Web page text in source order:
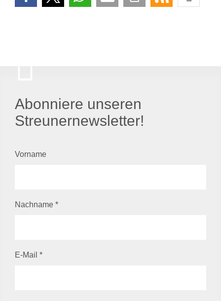
Abonniere unseren
Streunernewsletter!
Vorname
Nachname *
E-Mail *